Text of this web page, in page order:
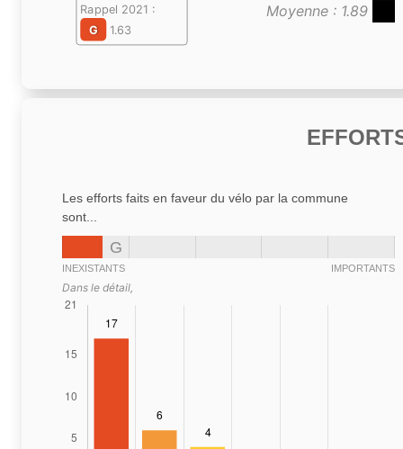
Moyenne : 1.89
Rappel 2021 :
G
1.63
Les efforts faits en faveur du vélo par la commune
sont...
G
INEXISTANTS IMPORTANTS
Dans le détail,